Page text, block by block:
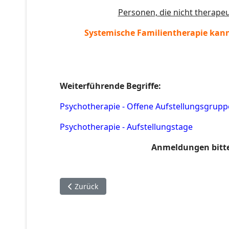
Personen, die nicht
Systemische Familientherapie
Weiterführende Begriffe:
Psychotherapie - Offene
Psychotherapie -Aufstellungstage
Anmeldungen
Previous article: IRRT
Zurück